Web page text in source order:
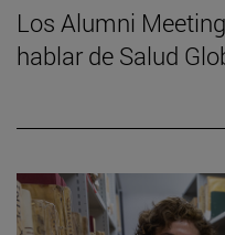
Los Alumni
hablar de Salud